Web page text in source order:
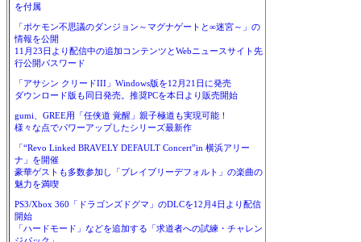
を付属
「ポケモン不思議のダンジョン～マグナゲートと∞迷宮～」の
情報を公開
11月23日より配信中の追加コンテンツとWebニュースサイト先
行公開パスワード
「アサシン クリードIII」Windows版を12月21日に発売
ダウンロード版も同日発売。推奨PCを本日より販売開始
gumi、GREE用「任侠道 覚醒」親子極道も実現可能！
様々な点でパワーアップしたシリーズ最新作
「“Revo Linked BRAVELY DEFAULT Concert”in 横浜アリー
ナ」を開催
豪華ゲストも多数参加し「ブレイブリーデフォルト」の楽曲の
魅力を満喫
PS3/Xbox 360「ドラゴンズドグマ」のDLCを12月4日より配信
開始
「ハードモード」などを追加する「求道者への試練・チャレン